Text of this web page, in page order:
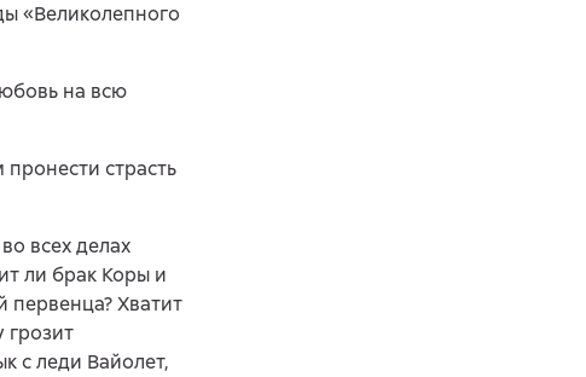
«Великолепного
на всю
страсть
всех делах
ли брак Коры и
первенца? Хватит
грозит
с леди Вайолет,